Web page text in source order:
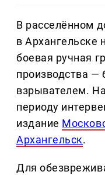
В расселённом
в Архангельске
боевая ручная
производства —
взрывателем.
периоду
издание
Архангельск.
Для